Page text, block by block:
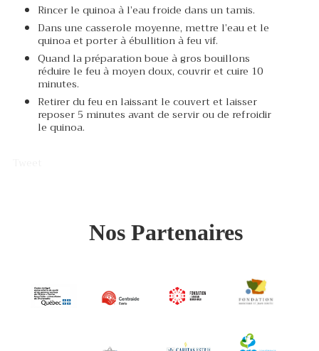
Rincer le quinoa à l’eau froide dans un tamis.
Dans une casserole moyenne, mettre l’eau et le
quinoa et porter à ébullition à feu vif.
Quand la préparation boue à gros bouillons
réduire le feu à moyen doux, couvrir et cuire 10
minutes.
Retirer du feu en laissant le couvert et laisser
reposer 5 minutes avant de servir ou de refroidir
le quinoa.
Nos Partenaires